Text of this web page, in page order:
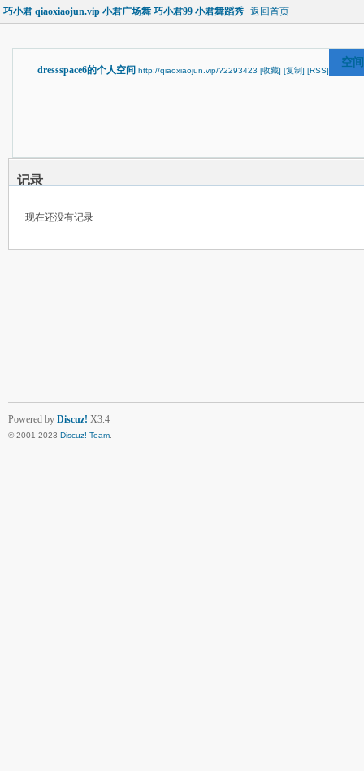
巧小君 qiaoxiaojun.vip 小君广场舞 巧小君99 小君舞蹈秀 返回首页
dressspace6的个人空间 http://qiaoxiaojun.vip/?2293423 [收藏] [复制] [RSS]
空
记录
现在还没有记录
Powered by Discuz! X3.4
© 2001-2023 Discuz! Team